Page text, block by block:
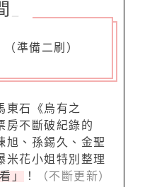
準備二刷）
東石《烏有之
房不斷破紀錄的
旭、孫錫久、金聖
米花小姐特別整理
」
！ （不斷更新）